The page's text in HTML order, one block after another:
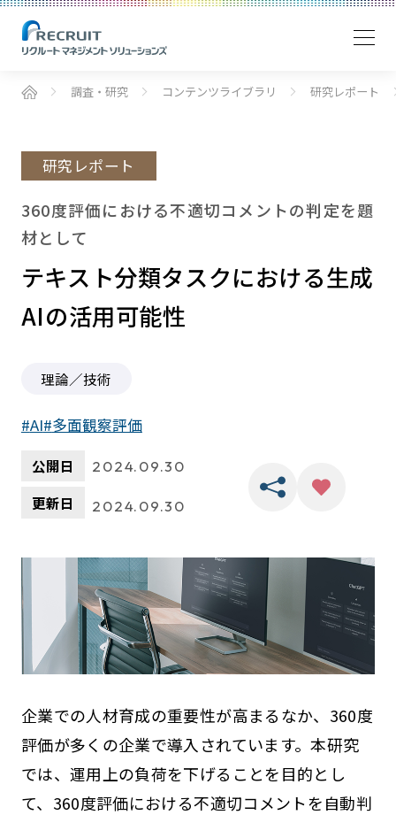
調査・研究 コンテンツライブラリ 研究レポート
研究レポート
360度評価における不適切コメントの判定を題
材として
テキスト分類タスクにおける生成
AIの活用可能性
理論／技術
AI 多面観察評価
公開日 2024.09.30
更新日 2024.09.30
企業での人材育成の重要性が高まるなか、360度
評価が多くの企業で導入されています。本研究
では、運用上の負荷を下げることを目的とし
て、360度評価における不適切コメントを自動判